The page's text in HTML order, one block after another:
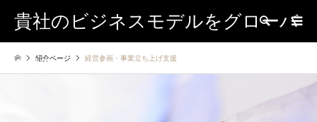
貴社のビジネスモデルをグローバ
ルに
検索
紹介ページ 経営参画・事業立ち上げ支援